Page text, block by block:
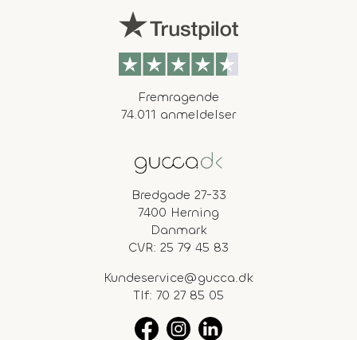
Fremragende
74.011 anmeldelser
Bredgade 27-33
7400 Herning
Danmark
CVR: 25 79 45 83
Kundeservice@gucca.dk
Tlf: 70 27 85 05